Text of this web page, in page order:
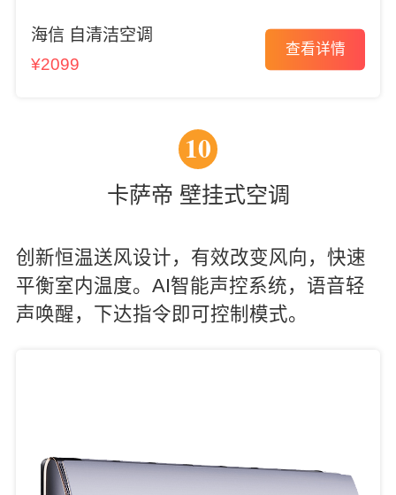
海信 自清洁空调
¥2099
查看详情
10
卡萨帝 壁挂式空调
创新恒温送风设计，有效改变风向，快速
平衡室内温度。AI智能声控系统，语音轻
声唤醒，下达指令即可控制模式。